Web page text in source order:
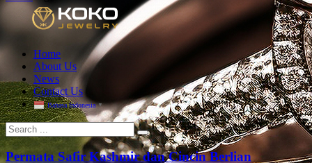
Home
About Us
News
Contact Us
Bahasa Indonesia ▼
Permata Safir Kashmir dan Cincin Berlian